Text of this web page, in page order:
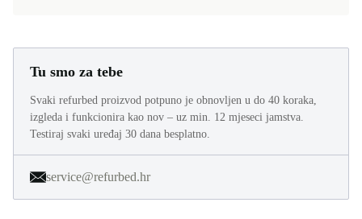
Tu smo za tebe
Svaki refurbed proizvod potpuno je obnovljen u do 40 koraka,
izgleda i funkcionira kao nov – uz min. 12 mjeseci jamstva.
Testiraj svaki uređaj 30 dana besplatno.
service@refurbed.hr